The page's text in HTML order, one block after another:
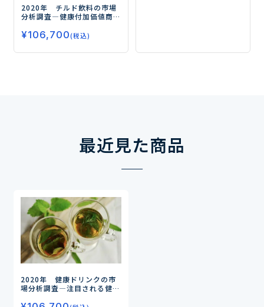
2020年 チルド飲料の市場
分析調査―健康付加価値商
料市場―
¥106,700(税込)
最近見た商品
2020年 健康ドリンクの市
場分析調査―注目される健康